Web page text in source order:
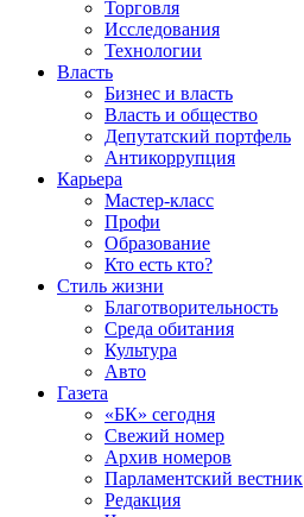
Торговля
Исследования
Технологии
Власть
Бизнес и власть
Власть и общество
Депутатский портфель
Антикоррупция
Карьера
Мастер-класс
Профи
Образование
Кто есть кто?
Стиль жизни
Благотворительность
Среда обитания
Культура
Авто
Газета
«БК» сегодня
Свежий номер
Архив номеров
Парламентский вестник
Редакция